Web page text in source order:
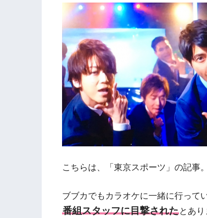
こちらは、「東京スポーツ」の記事。
ブブカでもカラオケに一緒に行って
番組スタッフに目撃されたとあ